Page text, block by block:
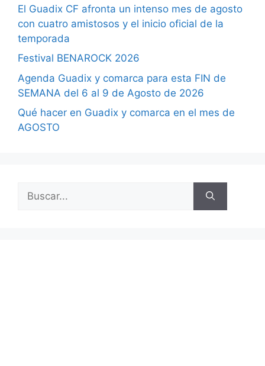
El Guadix CF afronta un intenso mes de agosto
con cuatro amistosos y el inicio oficial de la
temporada
Festival BENAROCK 2026
Agenda Guadix y comarca para esta FIN de
SEMANA del 6 al 9 de Agosto de 2026
Qué hacer en Guadix y comarca en el mes de
AGOSTO
Buscar: